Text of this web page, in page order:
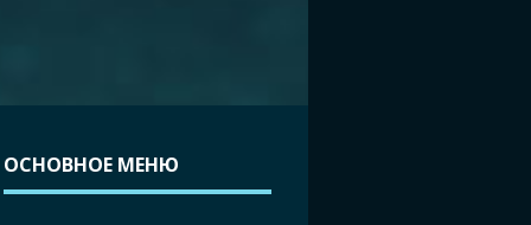
ОСНОВНОЕ МЕНЮ